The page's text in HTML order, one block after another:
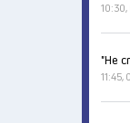
10:30,
"Не
11:45,